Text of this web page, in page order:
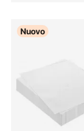
Nuovo